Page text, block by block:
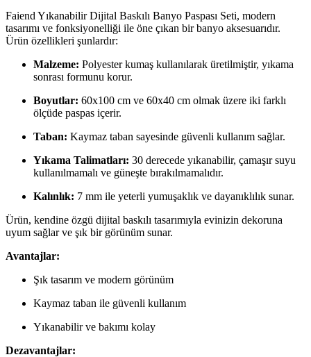
Faiend Yıkanabilir Dijital Baskılı Banyo Paspası Seti, modern
tasarımı ve fonksiyonelliği ile öne çıkan bir banyo aksesuarıdır.
Ürün özellikleri şunlardır:
Malzeme: Polyester kumaş kullanılarak üretilmiştir, yıkama
sonrası formunu korur.
Boyutlar: 60x100 cm ve 60x40 cm olmak üzere iki farklı
ölçüde paspas içerir.
Taban: Kaymaz taban sayesinde güvenli kullanım sağlar.
Yıkama Talimatları: 30 derecede yıkanabilir, çamaşır suyu
kullanılmamalı ve güneşte bırakılmamalıdır.
Kalınlık: 7 mm ile yeterli yumuşaklık ve dayanıklılık sunar.
Ürün, kendine özgü dijital baskılı tasarımıyla evinizin dekoruna
uyum sağlar ve şık bir görünüm sunar.
Avantajlar:
Şık tasarım ve modern görünüm
Kaymaz taban ile güvenli kullanım
Yıkanabilir ve bakımı kolay
Dezavantajlar: